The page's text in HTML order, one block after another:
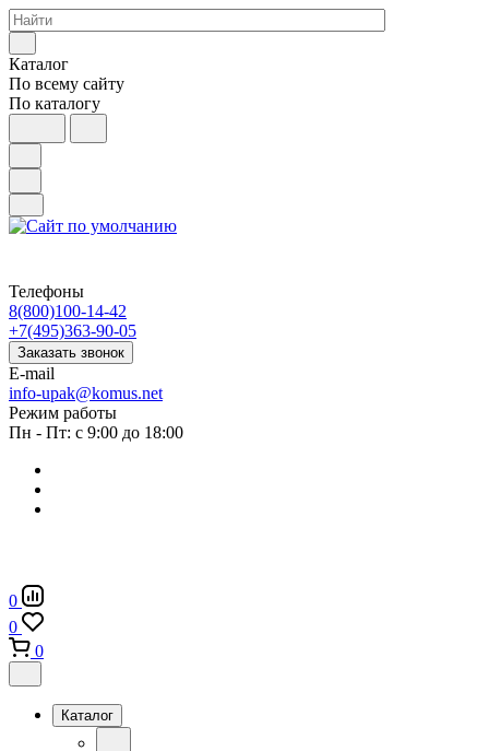
Каталог
По всему сайту
По каталогу
Телефоны
8(800)100-14-42
+7(495)363-90-05
Заказать звонок
E-mail
info-upak@komus.net
Режим работы
Пн - Пт: с 9:00 до 18:00
0
0
0
Каталог